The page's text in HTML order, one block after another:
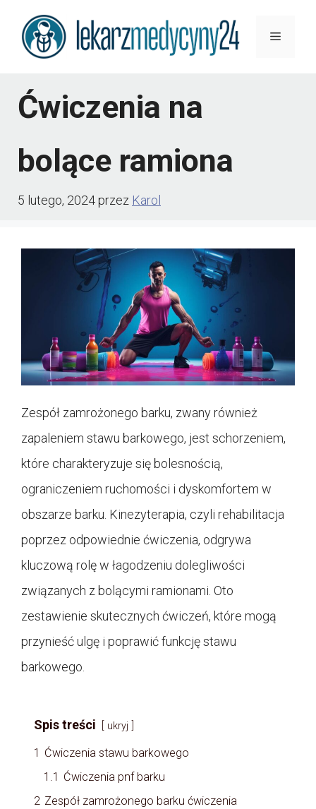
Przejdź
Menu
Ćwiczenia na
bolące ramiona
5 lutego, 2024przez Karol
Zespół zamrożonego barku, zwany również
zapaleniem stawu barkowego, jest schorzeniem,
które charakteryzuje się bolesnością,
ograniczeniem ruchomości i dyskomfortem w
obszarze barku. Kinezyterapia, czyli rehabilitacja
poprzez odpowiednie ćwiczenia, odgrywa
kluczową rolę w łagodzeniu dolegliwości
związanych z bolącymi ramionami. Oto
zestawienie skutecznych ćwiczeń, które mogą
przynieść ulgę i poprawić funkcję stawu
barkowego.
Spis treści ukryj
1 Ćwiczenia stawu barkowego
1.1 Ćwiczenia pnf barku
2 Zespół zamrożonego barku ćwiczenia